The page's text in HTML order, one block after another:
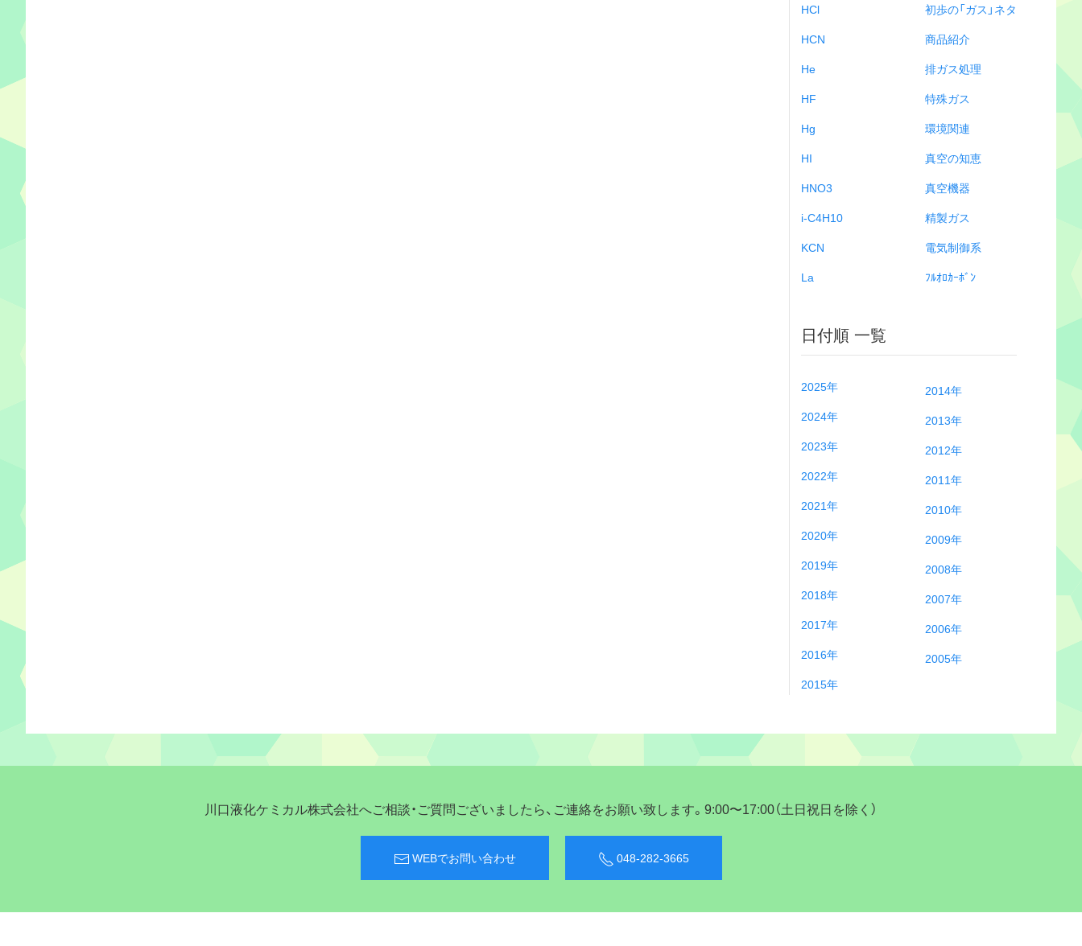
HCl
HCN
He
HF
Hg
HI
HNO3
i-C4H10
KCN
La
初歩の「ガス」ネタ
商品紹介
排ガス処理
特殊ガス
環境関連
真空の知恵
真空機器
精製ガス
電気制御系
ﾌﾙｵﾛｶｰﾎﾞﾝ
日付順 一覧
2025年
2024年
2023年
2022年
2021年
2020年
2019年
2018年
2017年
2016年
2015年
2014年
2013年
2012年
2011年
2010年
2009年
2008年
2007年
2006年
2005年
川口液化ケミカル株式会社へご相談・ご質問ございましたら、ご連絡をお願い致します。9:00〜17:00（土日祝日を除く）
WEBでお問い合わせ 048-282-3665